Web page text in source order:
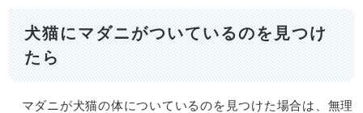
犬猫にマダニがついているのを見つけ
たら
マダニが犬猫の体についているのを見つけた場合は、無理